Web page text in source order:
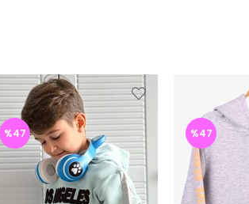
%47 %47